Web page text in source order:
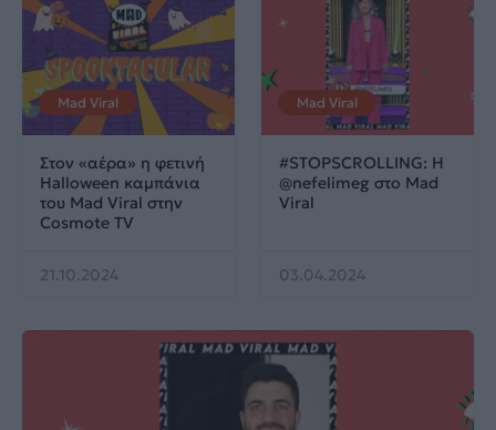
Mad Viral
Στον «αέρα» η φετινή
Halloween καμπάνια
του Mad Viral στην
Cosmote TV
21.10.2024
Mad Viral
#STOPSCROLLING: Η
@nefelimeg στο Mad
Viral
03.04.2024